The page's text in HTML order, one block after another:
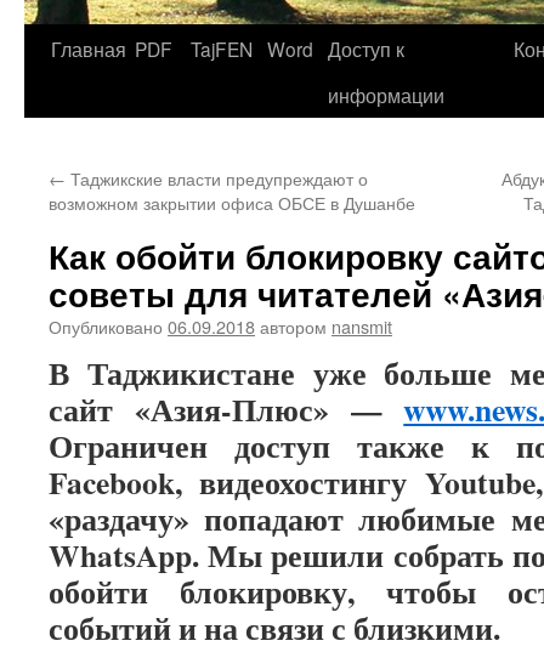
Главная PDF TajFEN Word Доступ к
информации
← Таджикские власти предупреждают о
возможном закрытии офиса ОБСЕ в Душанбе
Как обойти блокировку
советы для читателей
Опубликовано 06.09.2018автором nansmit
В Таджикистане уже больше
сайт «Азия-Плюс» —
Ограничен доступ также к
Facebook, видеохостингу
«раздачу» попадают любимые
WhatsApp. Мы решили собрать
обойти блокировку, чтобы
событий и на связи с близкими.